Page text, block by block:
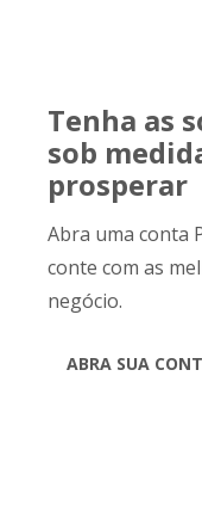
Tenha as
sob
prosperar
Abra uma conta
conte com as
negócio.
ABRA SUA